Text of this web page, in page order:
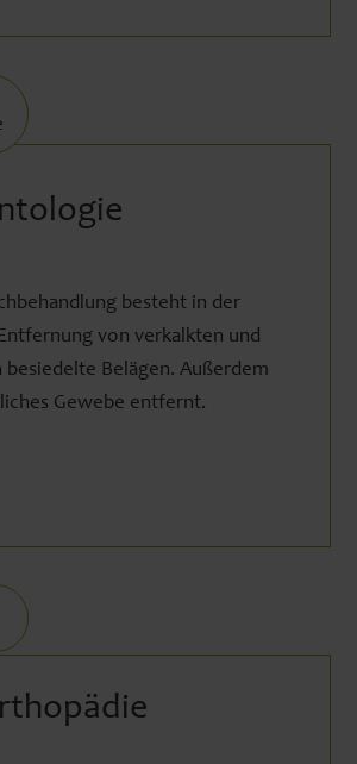
besteht in der
von verkalkten und
Belägen. Außerdem
Gewebe entfernt.